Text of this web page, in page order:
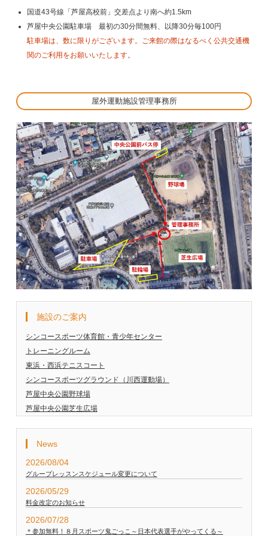
国道43号線「芦屋高校前」交差点より南へ約1.5km
芦屋中央公園駐車場 最初の30分間無料、以降30分毎100円
駐車場は、数に限りがございます。ご来館の際はなるべく公共交通機
関のご利用をお願いいたします。
屋外運動施設管理事務所
施設のご案内
シンコースポーツ体育館・青少年センター
トレーニングルーム
東浜・西浜テニスコート
シンコースポーツグラウンド（川西運動場）
芦屋中央公園野球場
芦屋中央公園芝生広場
News
2026/08/04
グループレッスンスケジュール変更について
2026/05/29
料金改定のお知らせ
2026/07/28
＊参加無料！８月スポーツ鬼ごっこ～日本代表選手がやってくる～